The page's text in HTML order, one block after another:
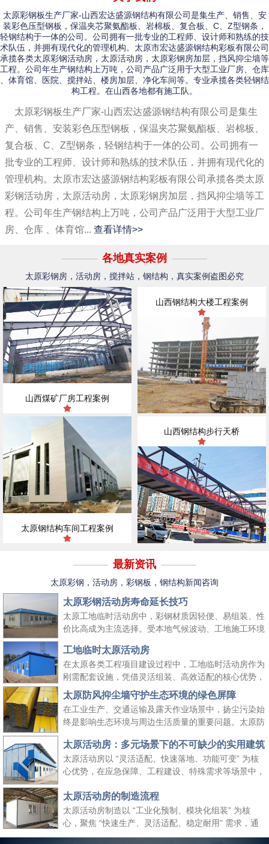
太原彩钢板生产厂家-山西宏达盛源钢结构有限公司是集生产、销售、安
装彩色压型钢板，保温夹芯聚氨酯板、岩棉板、复合板、C、Z型钢条，
轻钢结构于一体的公司。公司拥有一批专业的工程师、设计师和熟练的技
术队伍，并拥有现代化的管理机构。太原市宏达盛源钢结构彩板有限公司
承揽各类太原彩钢活动房，太原活动房，太原彩钢房加层，挡风抑尘墙等
工程。公司年生产钢结构上万吨，公司产品广泛用于大型工业厂房、仓库
、体育馆、医院、搅拌站、楼房加层、净化车间等。专业承揽各类轻钢结
构工程。在山西各地都有施工队。
太原彩钢板生产厂家-山西宏达盛源钢结构有限公司是集生
产、销售、安装彩色压型钢板，保温夹芯聚氨酯板、岩棉板、
复合板、C、Z型钢条，轻钢结构于一体的公司。公司拥有一
批专业的工程师、设计师和熟练的技术队伍，并拥有现代化的
管理机构。太原市宏达盛源钢结构彩板有限公司承揽各类太原
彩钢活动房，太原活动房，太原彩钢房加层，挡风抑尘墙等工
程。公司年生产钢结构上万吨，公司产品广泛用于大型工业厂
房、仓库 、体育馆... 查看详情>>
各地真实案例
太原彩钢房，活动房，搅拌站，钢结构，真实案例盗图必究
山西煤矿厂房工程案例
山西钢结构大楼工程案例
太原钢结构车间工程案例
山西钢结构步行天桥
最新资讯
太原彩钢，活动房，彩钢板，钢结构新闻咨询
太原彩钢活动房寿命延长技巧
太原工地临时活动房中，彩钢材质因轻便、易组装、性
价比高成为主流选择。受本地气候波动、工地施工环境
握科学的养护方法，既能延长其使用周期、降低工地周
转成本，又能保障太原工地临时活动房的使用安全，适
配长期施工场景需求。
工地临时太原活动房
在太原各类工程项目建设过程中，工地临时活动房作为
刚需配套设施，凭借灵活组装、高效适配的核心优势，
成为保障施工团队生活与工作的重要空间载体。它既能
快速响应工地临时空间需求，又能适配太原本地气候与
施工场景特点，为工程项目顺利推进提供坚实支撑，同
时契合绿色施工、高效管控的行业理念。
太原防风抑尘墙守护生态环境的绿色屏障
在工业生产、交通运输及露天作业场景中，扬尘污染始
终是影响生态环境与周边生活质量的重要问题。太原防
学的结构设计与实用性能，成为各行各业管控扬尘、践
行绿色发展理念的关键选择，为生态保护与生产安全筑
起双重防线。
太原活动房：多元场景下的不可缺少的实用建筑
太原活动房以 “灵活适配、快速落地、功能可变” 为核
心优势，在应急保障、工程建设、特殊需求等场景中，
决了 “临时使用” 的便捷性需求，更填补了传统建筑在
时效性、灵活性与经济性上的空白，是现代社会应对多
元需求的重要建筑补充。
太原活动房的制造流程
太原活动房制造以 “工业化预制、模块化组装” 为核
心，聚焦 “快速生产、灵活适配、稳定耐用” 需求，通
过标准化流程把控各环节，确保成品满足临时办公、居